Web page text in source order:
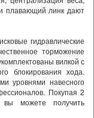
плавающий линк дают
гидравлические
торможение
вилкой с
блокирования хода.
уровнями навесного
Покупая 2
можете получить